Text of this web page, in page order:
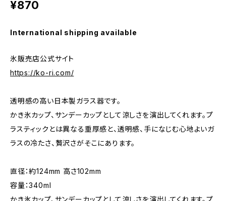
¥870
International shipping available
氷販売店公式サイト
https://ko-ri.com/
透明感の高い日本製ガラス器です。
かき氷カップ、サンデーカップとして涼しさを演出してくれます。プ
ラスティックとは異なる重厚感と、透明感、手になじむ心地よいガ
ラスの冷たさ、贅沢さがそこにあります。
直径：約124mm 高さ102mm
容量：340ml
かき氷カップ、サンデーカップとして涼しさを演出してくれます。プ